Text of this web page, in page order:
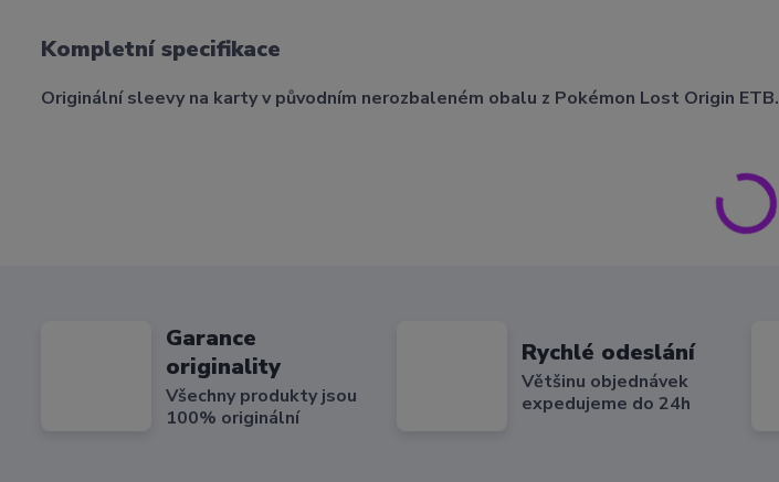
Kompletní specifikace
Originální sleevy na karty v původním nerozbaleném obalu z Pokémon Lost Origin ETB.
Garance
originality
Všechny produkty jsou
100% originální
Rychlé odeslání
Většinu objednávek
expedujeme do 24h